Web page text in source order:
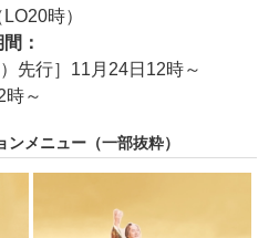
時）
：
先行］11月24日12時～
時～
メニュー（一部抜粋）